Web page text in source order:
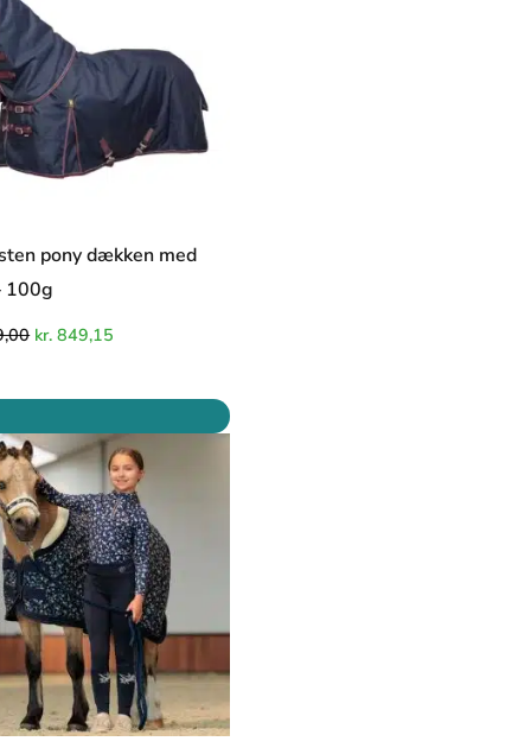
pony dækken med
100g
kr. 849,15
oprindelige
pris
var:
kr. 489,00.
aktuelle
pris
er:
kr. 415,65.